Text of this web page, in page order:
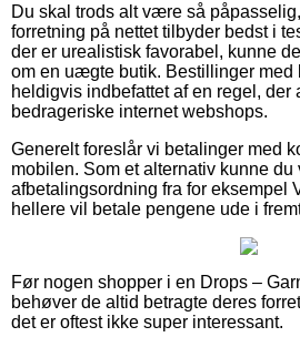
Du skal trods alt være så
forretning på nettet tilbyder bedst i
der er urealistisk favorabel, kunne
om en uægte butik. Bestillinger med
heldigvis indbefattet af en regel, der
bedrageriske internet webshops.
Generelt foreslår vi betalinger med
mobilen. Som et alternativ kunne
afbetalingsordning fra for eksempel
hellere vil betale pengene ude i
Før nogen shopper i en Drops –
behøver de altid betragte deres
det er oftest ikke super interessant.